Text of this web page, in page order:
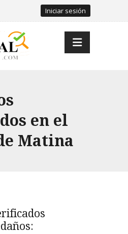
Iniciar sesión
en el
Matina